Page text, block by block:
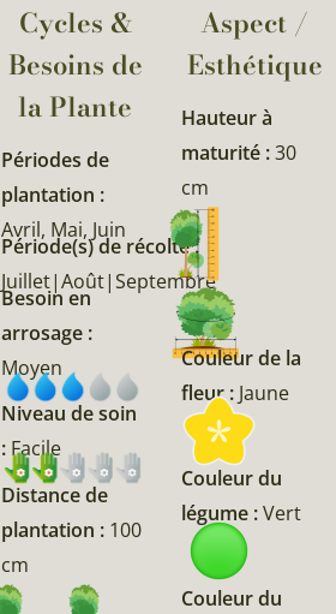
Cycles &
Besoins de
la Plante​
Périodes de
plantation :
Avril, Mai, Juin
Période(s) de récolte :
Juillet|Août|Septembre
Besoin en
arrosage :
Moyen
Niveau de soin
: Facile
Distance de
plantation : 100
cm
Aspect /
Esthétique
Hauteur à
maturité :30
cm
Couleur de la
fleur : Jaune
Couleur du
légume :Vert
Couleur du